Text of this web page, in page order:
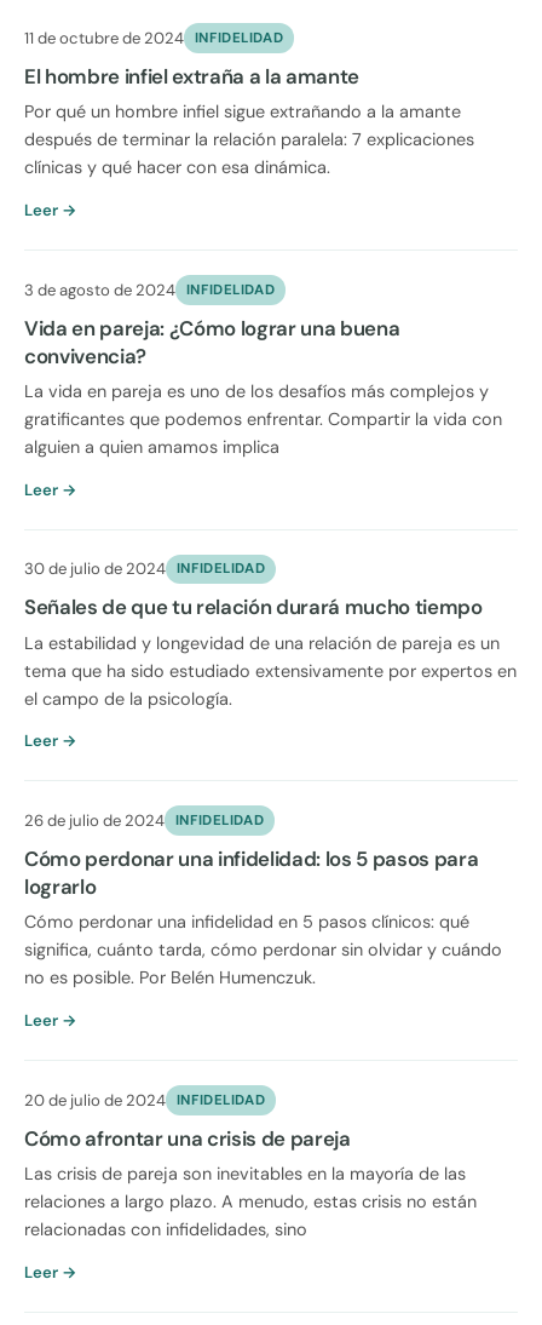
11 de octubre de 2024 INFIDELIDAD
El hombre infiel extraña a la amante
Por qué un hombre infiel sigue extrañando a la amante
después de terminar la relación paralela: 7 explicaciones
clínicas y qué hacer con esa dinámica.
Leer →
3 de agosto de 2024 INFIDELIDAD
Vida en pareja: ¿Cómo lograr una buena
convivencia?
La vida en pareja es uno de los desafíos más complejos y
gratificantes que podemos enfrentar. Compartir la vida con
alguien a quien amamos implica
Leer →
30 de julio de 2024 INFIDELIDAD
Señales de que tu relación durará mucho tiempo
La estabilidad y longevidad de una relación de pareja es un
tema que ha sido estudiado extensivamente por expertos en
el campo de la psicología.
Leer →
26 de julio de 2024 INFIDELIDAD
Cómo perdonar una infidelidad: los 5 pasos para
lograrlo
Cómo perdonar una infidelidad en 5 pasos clínicos: qué
significa, cuánto tarda, cómo perdonar sin olvidar y cuándo
no es posible. Por Belén Humenczuk.
Leer →
20 de julio de 2024 INFIDELIDAD
Cómo afrontar una crisis de pareja
Las crisis de pareja son inevitables en la mayoría de las
relaciones a largo plazo. A menudo, estas crisis no están
relacionadas con infidelidades, sino
Leer →